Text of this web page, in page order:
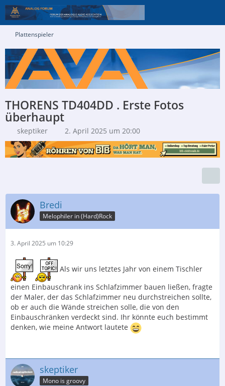
Plattenspieler
THORENS TD404DD . Erste Fotos
überhaupt
skeptiker 2. April 2025 um 20:00
Bredi
Melophiler in (Hard)Rock
3. April 2025 um 10:29
Als wir uns letztes Jahr von einem Tischler
einen Einbauschrank ins Schlafzimmer bauen ließen, fragte
der Maler, der das Schlafzimmer neu durchstreichen sollte,
ob er auch die Wände streichen solle, die von den
Einbauschränken verdeckt sind. Ihr könnte euch bestimmt
denken, wie meine Antwort lautete
skeptiker
Mono is groovy